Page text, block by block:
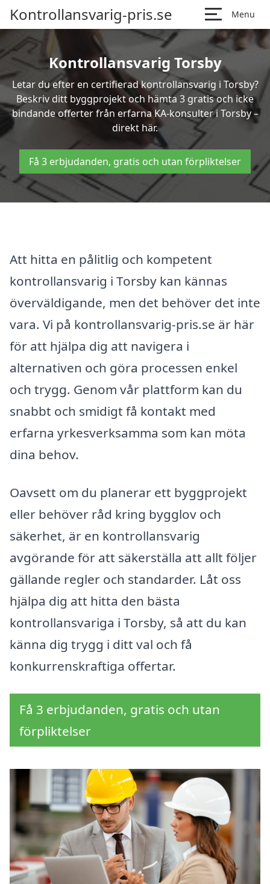
Kontrollansvarig-pris.se Menu
Kontrollansvarig Torsby
Letar du efter en certifierad kontrollansvarig i Torsby?
Beskriv ditt byggprojekt och hämta 3 gratis och icke
bindande offerter från erfarna KA-konsulter i Torsby –
direkt här.
Få 3 erbjudanden, gratis och utan förpliktelser
Att hitta en pålitlig och kompetent
kontrollansvarig i Torsby kan kännas
överväldigande, men det behöver det inte
vara. Vi på kontrollansvarig-pris.se är här
för att hjälpa dig att navigera i
alternativen och göra processen enkel
och trygg. Genom vår plattform kan du
snabbt och smidigt få kontakt med
erfarna yrkesverksamma som kan möta
dina behov.
Oavsett om du planerar ett byggprojekt
eller behöver råd kring bygglov och
säkerhet, är en kontrollansvarig
avgörande för att säkerställa att allt följer
gällande regler och standarder. Låt oss
hjälpa dig att hitta den bästa
kontrollansvariga i Torsby, så att du kan
känna dig trygg i ditt val och få
konkurrenskraftiga offertar.
Få 3 erbjudanden, gratis och utan
förpliktelser